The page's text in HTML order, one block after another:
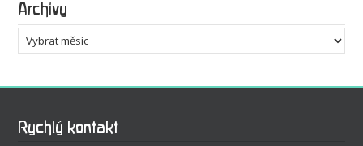
Archivy
Archivy
Rychlý kontakt